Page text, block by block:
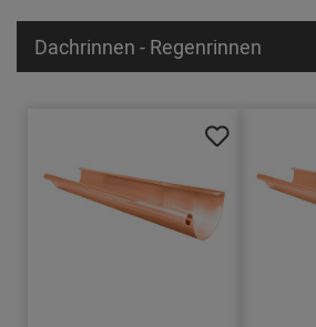
Dachrinnen - Regenrinnen